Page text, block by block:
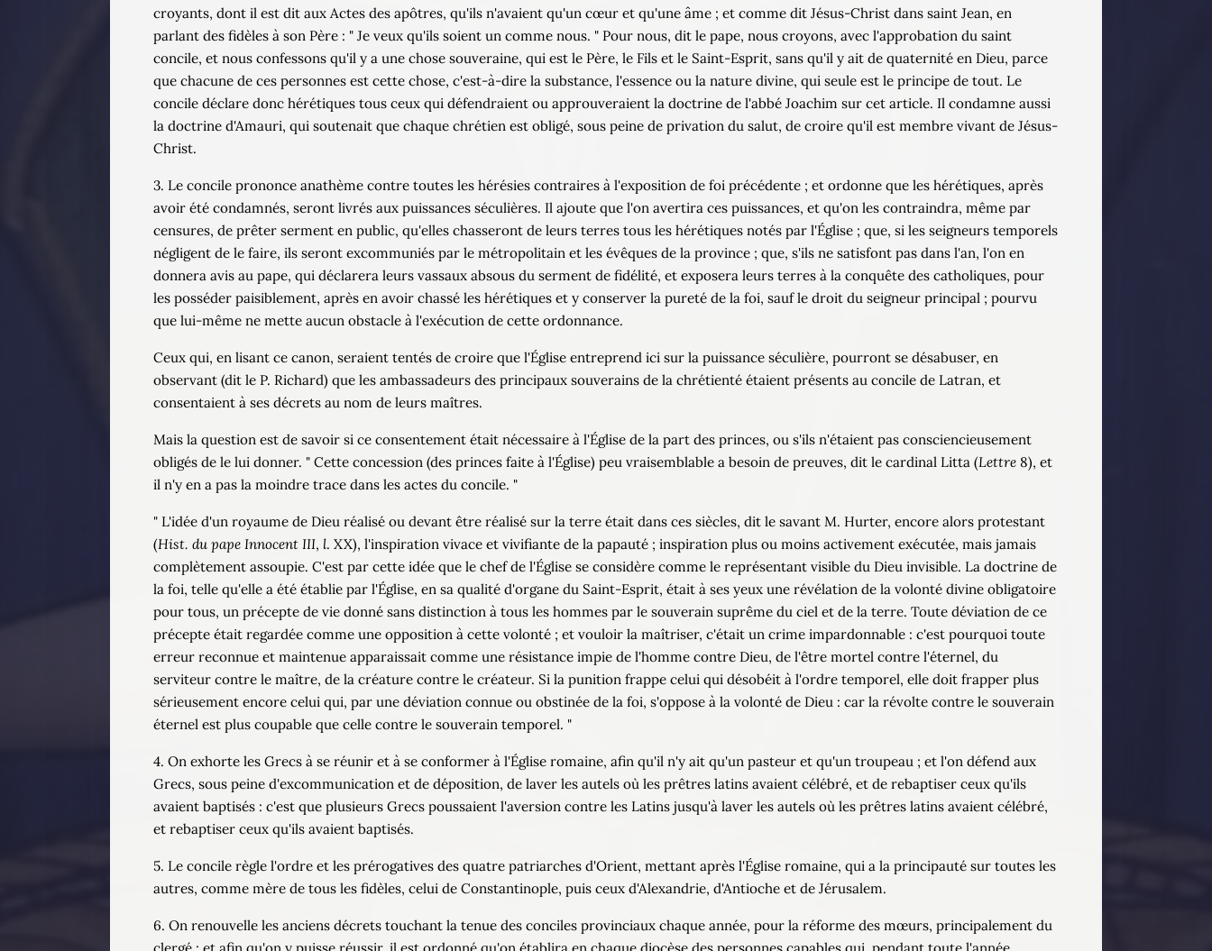
croyants, dont il est dit aux Actes des apôtres, qu'ils n'avaient qu'un cœur et qu'une âme ; et comme dit Jésus-Christ dans saint Jean, en
parlant des fidèles à son Père : " Je veux qu'ils soient un comme nous. " Pour nous, dit le pape, nous croyons, avec l'approbation du saint
concile, et nous confessons qu'il y a une chose souveraine, qui est le Père, le Fils et le Saint-Esprit, sans qu'il y ait de quaternité en Dieu, parce
que chacune de ces personnes est cette chose, c'est-à-dire la substance, l'essence ou la nature divine, qui seule est le principe de tout. Le
concile déclare donc hérétiques tous ceux qui défendraient ou approuveraient la doctrine de l'abbé Joachim sur cet article. Il condamne aussi
la doctrine d'Amauri, qui soutenait que chaque chrétien est obligé, sous peine de privation du salut, de croire qu'il est membre vivant de Jésus-
Christ.
3. Le concile prononce anathème contre toutes les hérésies contraires à l'exposition de foi précédente ; et ordonne que les hérétiques, après
avoir été condamnés, seront livrés aux puissances séculières. Il ajoute que l'on avertira ces puissances, et qu'on les contraindra, même par
censures, de prêter serment en public, qu'elles chasseront de leurs terres tous les hérétiques notés par l'Église ; que, si les seigneurs temporels
négligent de le faire, ils seront excommuniés par le métropolitain et les évêques de la province ; que, s'ils ne satisfont pas dans l'an, l'on en
donnera avis au pape, qui déclarera leurs vassaux absous du serment de fidélité, et exposera leurs terres à la conquête des catholiques, pour
les posséder paisiblement, après en avoir chassé les hérétiques et y conserver la pureté de la foi, sauf le droit du seigneur principal ; pourvu
que lui-même ne mette aucun obstacle à l'exécution de cette ordonnance.
Ceux qui, en lisant ce canon, seraient tentés de croire que l'Église entreprend ici sur la puissance séculière, pourront se désabuser, en
observant (dit le P. Richard) que les ambassadeurs des principaux souverains de la chrétienté étaient présents au concile de Latran, et
consentaient à ses décrets au nom de leurs maîtres.
Mais la question est de savoir si ce consentement était nécessaire à l'Église de la part des princes, ou s'ils n'étaient pas consciencieusement
obligés de le lui donner. " Cette concession (des princes faite à l'Église) peu vraisemblable a besoin de preuves, dit le cardinal Litta (Lettre 8), et
il n'y en a pas la moindre trace dans les actes du concile. "
" L'idée d'un royaume de Dieu réalisé ou devant être réalisé sur la terre était dans ces siècles, dit le savant M. Hurter, encore alors protestant
(Hist. du pape Innocent III, l. XX), l'inspiration vivace et vivifiante de la papauté ; inspiration plus ou moins activement exécutée, mais jamais
complètement assoupie. C'est par cette idée que le chef de l'Église se considère comme le représentant visible du Dieu invisible. La doctrine de
la foi, telle qu'elle a été établie par l'Église, en sa qualité d'organe du Saint-Esprit, était à ses yeux une révélation de la volonté divine obligatoire
pour tous, un précepte de vie donné sans distinction à tous les hommes par le souverain suprême du ciel et de la terre. Toute déviation de ce
précepte était regardée comme une opposition à cette volonté ; et vouloir la maîtriser, c'était un crime impardonnable : c'est pourquoi toute
erreur reconnue et maintenue apparaissait comme une résistance impie de l'homme contre Dieu, de l'être mortel contre l'éternel, du
serviteur contre le maître, de la créature contre le créateur. Si la punition frappe celui qui désobéit à l'ordre temporel, elle doit frapper plus
sérieusement encore celui qui, par une déviation connue ou obstinée de la foi, s'oppose à la volonté de Dieu : car la révolte contre le souverain
éternel est plus coupable que celle contre le souverain temporel. "
4. On exhorte les Grecs à se réunir et à se conformer à l'Église romaine, afin qu'il n'y ait qu'un pasteur et qu'un troupeau ; et l'on défend aux
Grecs, sous peine d'excommunication et de déposition, de laver les autels où les prêtres latins avaient célébré, et de rebaptiser ceux qu'ils
avaient baptisés : c'est que plusieurs Grecs poussaient l'aversion contre les Latins jusqu'à laver les autels où les prêtres latins avaient célébré,
et rebaptiser ceux qu'ils avaient baptisés.
5. Le concile règle l'ordre et les prérogatives des quatre patriarches d'Orient, mettant après l'Église romaine, qui a la principauté sur toutes les
autres, comme mère de tous les fidèles, celui de Constantinople, puis ceux d'Alexandrie, d'Antioche et de Jérusalem.
6. On renouvelle les anciens décrets touchant la tenue des conciles provinciaux chaque année, pour la réforme des mœurs, principalement du